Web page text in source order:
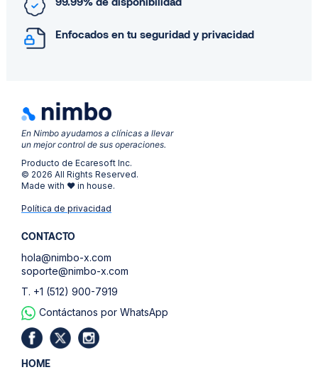
Enfocados en tu seguridad y privacidad
En Nimbo ayudamos a clínicas a llevar
un mejor control de sus operaciones.
Producto de Ecaresoft Inc.
© 2026 All Rights Reserved.
Made with ❤ in house.
Política de privacidad
CONTACTO
hola@nimbo-x.com
soporte@nimbo-x.com
T. +1 (512) 900-7919
Contáctanos por WhatsApp
HOME